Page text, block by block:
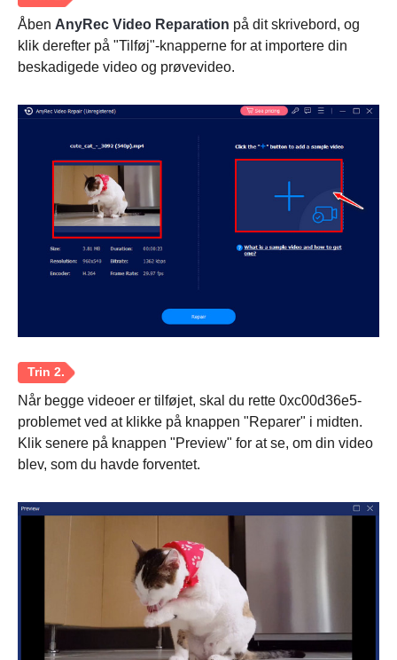
Trin 1.
Åben AnyRec Video Reparation på dit skrivebord, og
klik derefter på "Tilføj"-knapperne for at importere din
beskadigede video og prøvevideo.
Når begge videoer er tilføjet, skal du rette 0xc00d36e5-
problemet ved at klikke på knappen "Reparer" i midten.
Klik senere på knappen "Preview" for at se, om din video
blev, som du havde forventet.